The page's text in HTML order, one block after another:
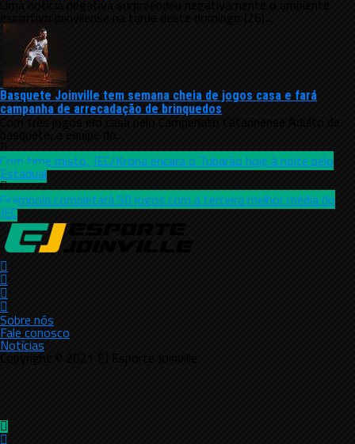
Basquete Joinville tem semana cheia de jogos casa e fará
campanha de arrecadação de brinquedos
Com três jogos em casa pelo Campenato Catarinense Adulto de
Com time misto, JEC/Krona encara o Tubarão hoje à noite pelo
Estadual
Grampola completará 50 jogos com a terceira melhor média do
JEC
Sobre nós
Fale conosco
Notícias
Copyright © 2021 EJ Esporte Joinville